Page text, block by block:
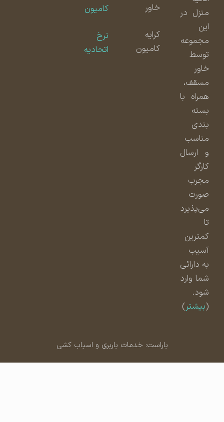
منزل در
مجموعه
توسط
مسقف،
همراه با
بسته
بندی
مناسب
و ارسال
مجرب
صورت
می‌پذیرد
کمترین
آسیب
به دارائی
شما وارد
شود.
بیشتر)
کامیون
کامیون
اتحادیه
باراست: خدمات باربری و اسباب کشی